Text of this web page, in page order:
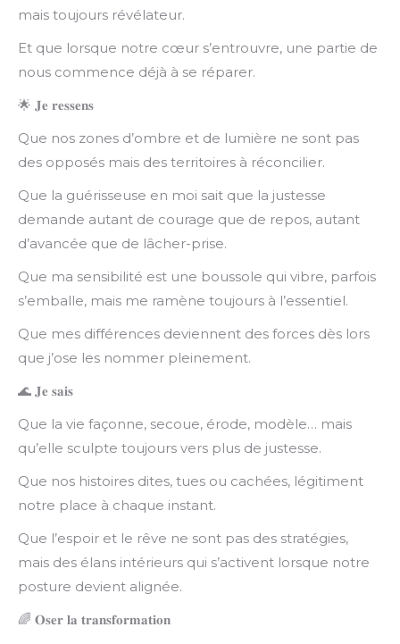
mais toujours révélateur.
Et que lorsque notre cœur s’entrouvre, une partie de
nous commence déjà à se réparer.
🌟 𝐉𝐞 𝐫𝐞𝐬𝐬𝐞𝐧𝐬
Que nos zones d’ombre et de lumière ne sont pas
des opposés mais des territoires à réconcilier.
Que la guérisseuse en moi sait que la justesse
demande autant de courage que de repos, autant
d’avancée que de lâcher-prise.
Que ma sensibilité est une boussole qui vibre, parfois
s’emballe, mais me ramène toujours à l’essentiel.
Que mes différences deviennent des forces dès lors
que j’ose les nommer pleinement.
🌊 𝐉𝐞 𝐬𝐚𝐢𝐬
Que la vie façonne, secoue, érode, modèle… mais
qu’elle sculpte toujours vers plus de justesse.
Que nos histoires dites, tues ou cachées, légitiment
notre place à chaque instant.
Que l’espoir et le rêve ne sont pas des stratégies,
mais des élans intérieurs qui s’activent lorsque notre
posture devient alignée.
🌈 𝐎𝐬𝐞𝐫 𝐥𝐚 𝐭𝐫𝐚𝐧𝐬𝐟𝐨𝐫𝐦𝐚𝐭𝐢𝐨𝐧